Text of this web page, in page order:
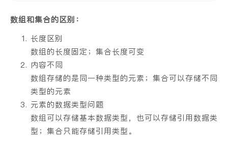
数组和集合的区别：
长度区别
数组的长度固定；集合长度可变
内容不同
数组存储的是同一种类型的元素；集合可以存储不同
类型的元素
元素的数据类型问题
数组可以存储基本数据类型，也可以存储引用数据类
型；集合只能存储引用类型。